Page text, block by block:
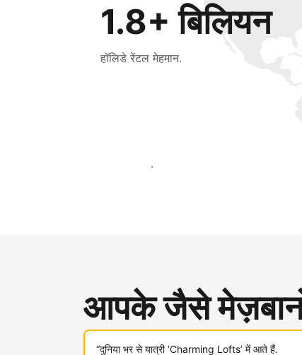
1.8+ बिलियन
हॉलिडे रेंटल मेहमान.
आज ही नए मेहमानों तक पहुंचें
आपके जैसे
“दुनिया भर से यात्री ‘Charming Lofts’ में आते हैं.